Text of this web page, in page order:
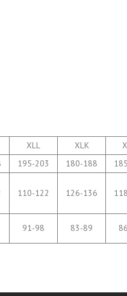
XLL XLK
195-203 180-188
110-122 126-136
91-98 83-89